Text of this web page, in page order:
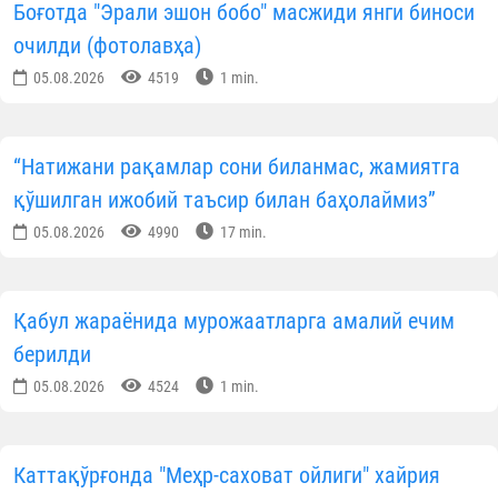
Боғотда "Эрали эшон бобо" масжиди янги биноси
очилди (фотолавҳа)
05.08.2026 4519 1 min.
“Натижани рақамлар сони биланмас, жамиятга
қўшилган ижобий таъсир билан баҳолаймиз”
05.08.2026 4990 17 min.
Қабул жараёнида мурожаатларга амалий ечим
берилди
05.08.2026 4524 1 min.
Каттақўрғонда "Меҳр-саховат ойлиги" хайрия